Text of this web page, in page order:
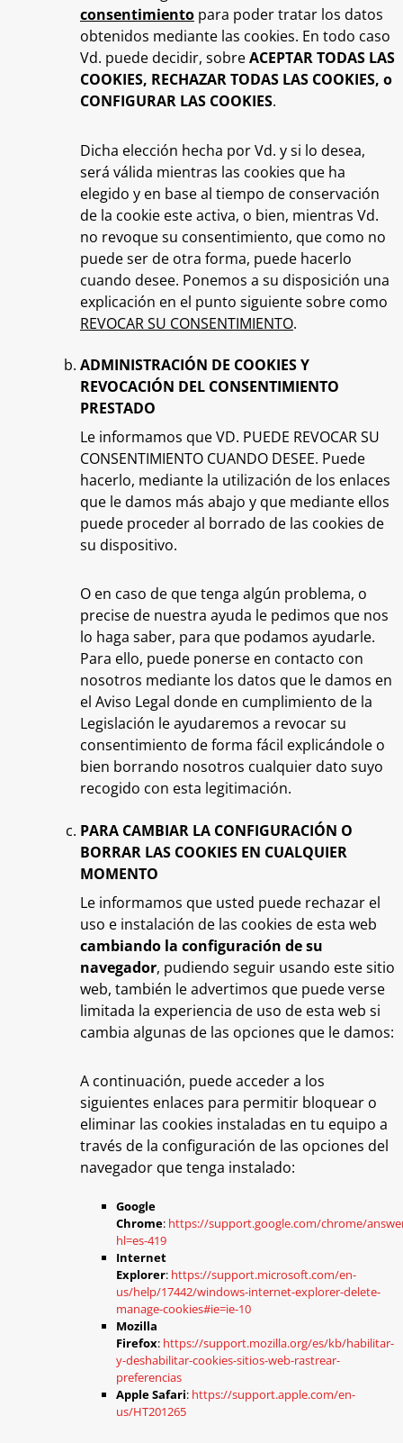
consentimientopara poder tratar los datos
obtenidos mediante las cookies. En todo caso
Vd. puede decidir, sobreACEPTAR TODAS LAS
COOKIES, RECHAZAR TODAS LAS COOKIES, o
CONFIGURAR LAS COOKIES.
Dicha elección hecha por Vd. y si lo desea,
será válida mientras las cookies que ha
elegido y en base al tiempo de conservación
de la cookie este activa, o bien, mientras Vd.
no revoque su consentimiento, que como no
puede ser de otra forma, puede hacerlo
cuando desee. Ponemos a su disposición una
explicación en el punto siguiente sobre como
REVOCAR SU CONSENTIMIENTO.
ADMINISTRACIÓN DE COOKIES Y
REVOCACIÓN DEL CONSENTIMIENTO
PRESTADO
Le informamos que VD. PUEDE REVOCAR SU
CONSENTIMIENTO CUANDO DESEE. Puede
hacerlo, mediante la utilización de los enlaces
que le damos más abajo y que mediante ellos
puede proceder al borrado de las cookies de
su dispositivo.
O en caso de que tenga algún problema, o
precise de nuestra ayuda le pedimos que nos
lo haga saber, para que podamos ayudarle.
Para ello, puede ponerse en contacto con
nosotros mediante los datos que le damos en
el Aviso Legal donde en cumplimiento de la
Legislación le ayudaremos a revocar su
consentimiento de forma fácil explicándole o
bien borrando nosotros cualquier dato suyo
recogido con esta legitimación.
PARA CAMBIAR LA CONFIGURACIÓN O
BORRAR LAS COOKIES EN CUALQUIER
MOMENTO
Le informamos que usted puede rechazar el
uso e instalación de las cookies de esta web
cambiando la configuración de su
navegador, pudiendo seguir usando este sitio
web, también le advertimos que puede verse
limitada la experiencia de uso de esta web si
cambia algunas de las opciones que le damos:
A continuación, puede acceder a los
siguientes enlaces para permitir bloquear o
eliminar las cookies instaladas en tu equipo a
través de la configuración de las opciones del
navegador que tenga instalado:
Google
Chrome: https://support.google.com/chrome/
hl=es-419
Internet
Explorer: https://support.microsoft.com/en-
us/help/17442/windows-internet-explorer-delete-
manage-cookies#ie=ie-10
Mozilla
Firefox: https://support.mozilla.org/es/kb/habilitar-
y-deshabilitar-cookies-sitios-web-rastrear-
preferencias
Apple Safari: https://support.apple.com/en-
us/HT201265